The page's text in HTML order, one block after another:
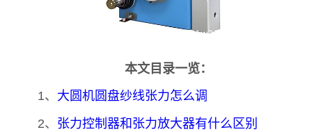
本文目录一览：
1、 大圆机圆盘纱线张力怎么调
2、 张力控制器和张力放大器有什么区别